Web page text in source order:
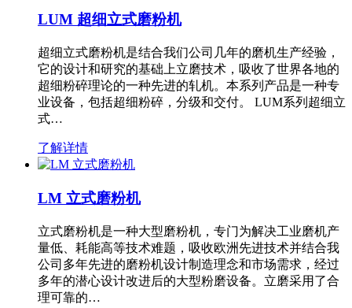
LUM 超细立式磨粉机
超细立式磨粉机是结合我们公司几年的磨机生产经验，
它的设计和研究的基础上立磨技术，吸收了世界各地的
超细粉碎理论的一种先进的轧机。本系列产品是一种专
业设备，包括超细粉碎，分级和交付。 LUM系列超细立
式…
了解详情
LM 立式磨粉机
立式磨粉机是一种大型磨粉机，专门为解决工业磨机产
量低、耗能高等技术难题，吸收欧洲先进技术并结合我
公司多年先进的磨粉机设计制造理念和市场需求，经过
多年的潜心设计改进后的大型粉磨设备。立磨采用了合
理可靠的…